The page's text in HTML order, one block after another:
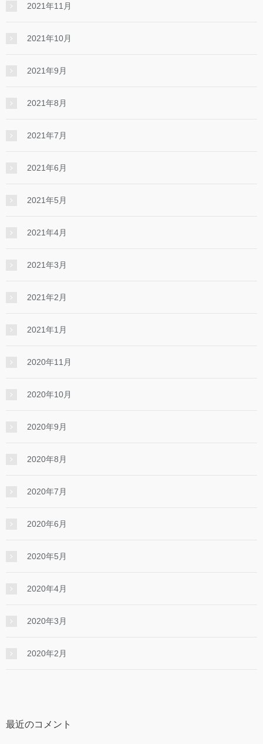
2021年11月
2021年10月
2021年9月
2021年8月
2021年7月
2021年6月
2021年5月
2021年4月
2021年3月
2021年2月
2021年1月
2020年11月
2020年10月
2020年9月
2020年8月
2020年7月
2020年6月
2020年5月
2020年4月
2020年3月
2020年2月
最近のコメント